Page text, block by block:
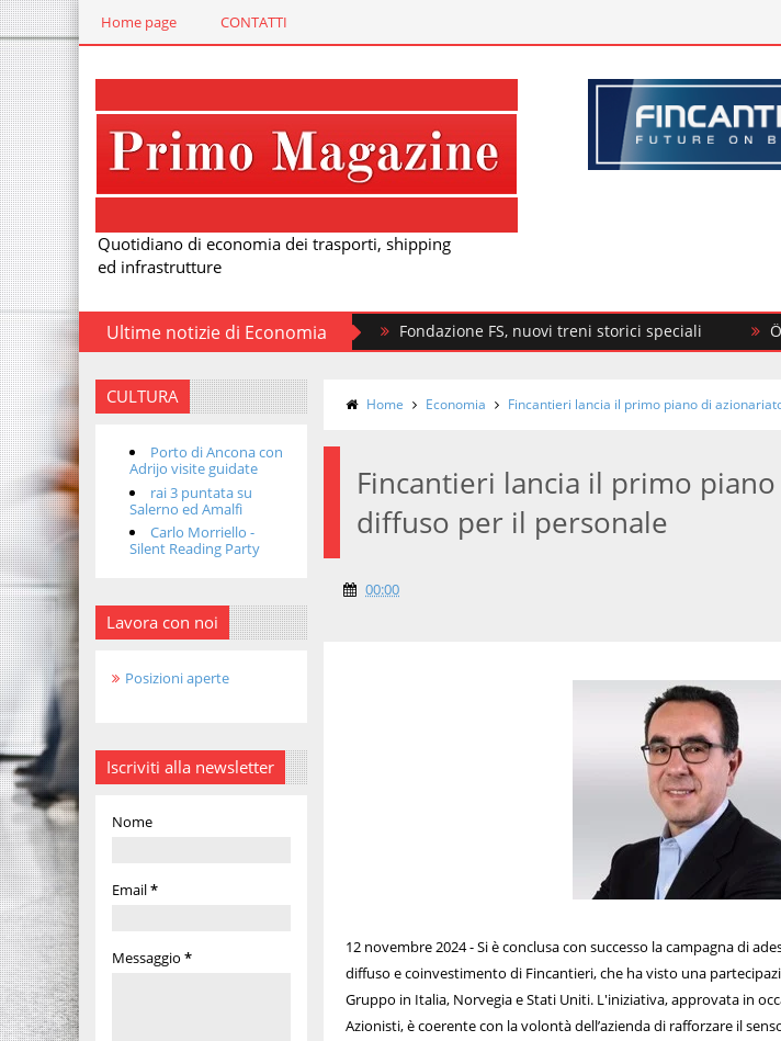
Home page CONTATTI
Quotidiano di economia dei trasporti, shipping
ed infrastrutture
Ultime notizie di Economia Fondazione FS, nuovi treni storici speciali ÖBB
CULTURA
Porto di Ancona con
Adrijo visite guidate
rai 3 puntata su
Salerno ed Amalfi
Carlo Morriello -
Silent Reading Party
Lavora con noi
Posizioni aperte
Iscriviti alla newsletter
Nome
Email*
Messaggio *
Home Economia Fincantieri lancia il primo piano di
Fincantieri lancia il primo
diffuso per il personale
00:00
12 novembre 2024 - Si è conclusa con successo la campagna di
diffuso e coinvestimento di Fincantieri, che ha visto una
Gruppo in Italia, Norvegia e Stati Uniti. L'iniziativa, approvata in
Azionisti, è coerente con la volontà dell’azienda di rafforzare il